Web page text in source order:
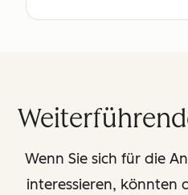
Wenn Sie sich für die
interessieren, könnten